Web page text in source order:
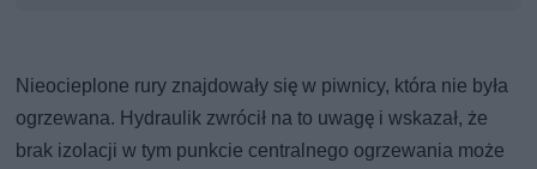
Nieocieplone rury znajdowały się w piwnicy, która nie była
ogrzewana. Hydraulik zwrócił na to uwagę i wskazał, że
brak izolacji w tym punkcie centralnego ogrzewania może